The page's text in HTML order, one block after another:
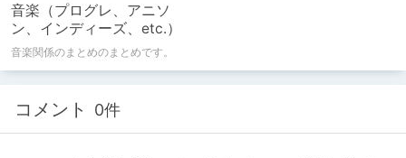
音楽（プログレ、アニソ
ン、インディーズ、etc.）
音楽関係のまとめのまとめです。
コメント 0件